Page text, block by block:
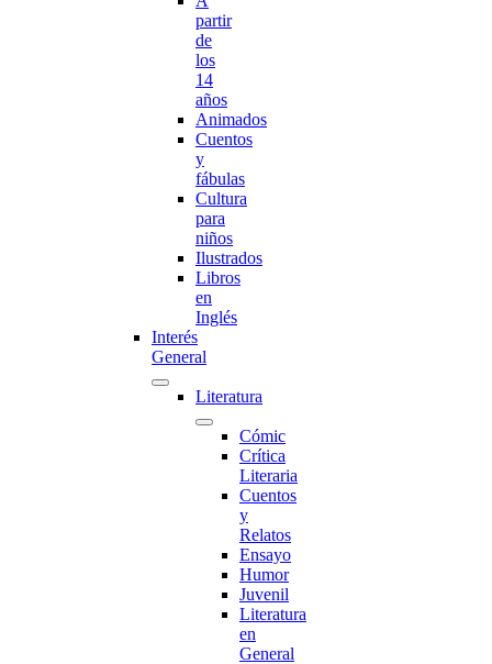
partir
de
los
14
años
Animados
Cuentos
y
fábulas
Cultura
para
niños
Ilustrados
Libros
en
Inglés
Interés
General
Literatura
Cómic
Crítica
Literaria
Cuentos
y
Relatos
Ensayo
Humor
Juvenil
Literatura
en
General